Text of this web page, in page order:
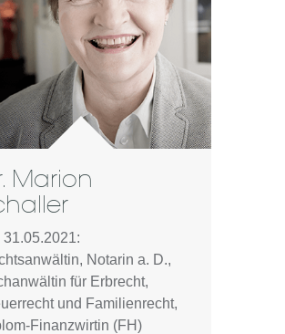
Marion
31.05.2021:
Notarin a. D.,
für Erbrecht,
und Familienrecht,
Finanzwirtin (FH)